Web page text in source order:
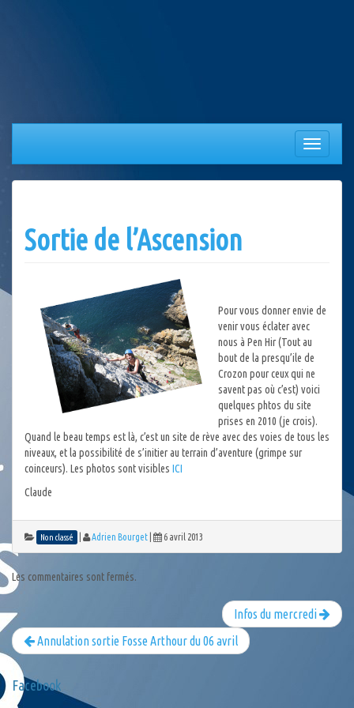
Afficher/
la
Sortie de l’Ascension
Pour vous donner envie de
venir vous éclater avec
nous à Pen Hir (Tout au
bout de la presqu’ile de
Crozon pour ceux qui ne
savent pas où c’est) voici
quelques phtos du site
prises en 2010 (je crois).
Quand le beau temps est là, c’est un site de rève avec des voies de tous les
niveaux, et la possibilité de s’initier au terrain d’aventure (grimpe sur
coinceurs). Les photos sont visibles ICI
Claude
Non classé Adrien Bourget 6 avril 2013
Les commentaires sont fermés.
Infos du mercredi
Annulation sortie Fosse Arthour du 06 avril
Facebook